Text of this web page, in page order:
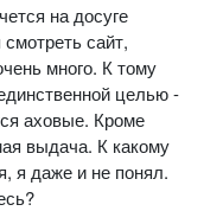
на досуге
сайт,
много. К тому
целью -
аховые. Кроме
выдача. К какому
я даже и не понял.